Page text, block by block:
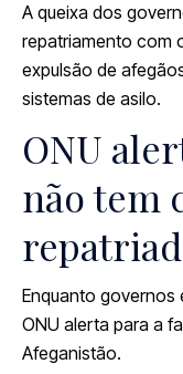
A queixa dos
repatriamento com
expulsão de
sistemas de asilo.
ONU
não tem
Enquanto governos
ONU alerta para a
Afeganistão.